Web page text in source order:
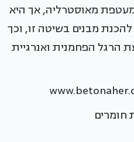
מאוסטרליה, אך היא
מבנים בשיטה זו, וכך
הרגל הפחמנית ואנרגיית
חומרים